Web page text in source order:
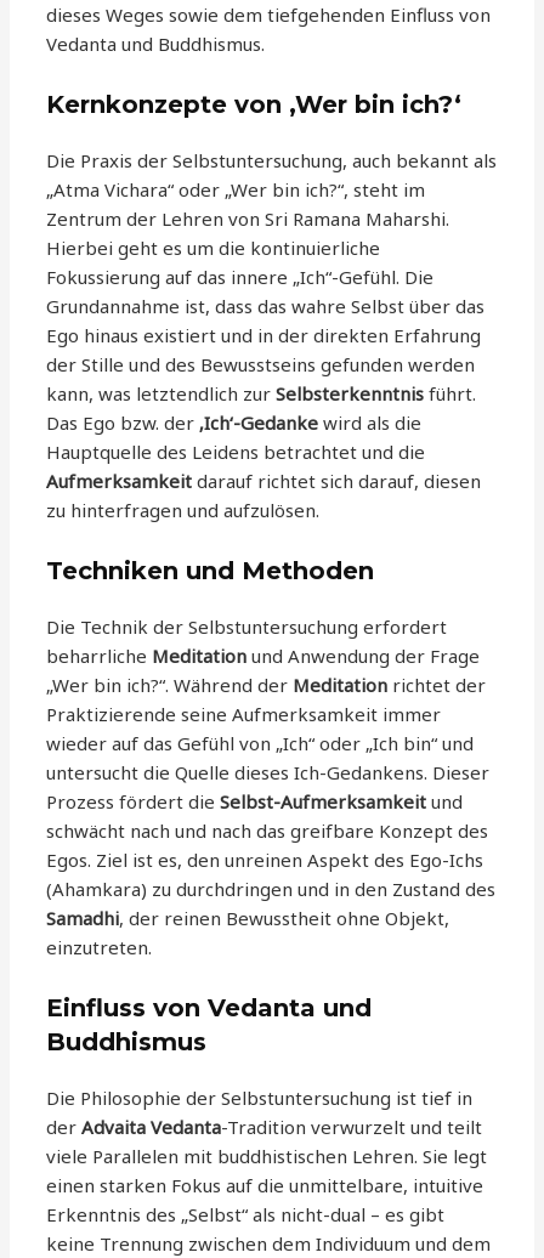
dieses Weges sowie dem tiefgehenden Einfluss von
Vedanta und Buddhismus.
Kernkonzepte von ‚Wer bin ich?‘
Die Praxis der Selbstuntersuchung, auch bekannt als
„Atma Vichara“ oder „Wer bin ich?“, steht im
Zentrum der Lehren von Sri Ramana Maharshi.
Hierbei geht es um die kontinuierliche
Fokussierung auf das innere „Ich“-Gefühl. Die
Grundannahme ist, dass das wahre Selbst über das
Ego hinaus existiert und in der direkten Erfahrung
der Stille und des Bewusstseins gefunden werden
kann, was letztendlich zurSelbsterkenntnis führt.
Das Ego bzw. der ‚Ich‘-Gedanke wird als die
Hauptquelle des Leidens betrachtet und die
Aufmerksamkeit darauf richtet sich darauf, diesen
zu hinterfragen und aufzulösen.
Techniken und Methoden
Die Technik der Selbstuntersuchung erfordert
beharrliche Meditation und Anwendung der Frage
„Wer bin ich?“. Während der Meditation richtet der
Praktizierende seine Aufmerksamkeit immer
wieder auf das Gefühl von „Ich“ oder „Ich bin“ und
untersucht die Quelle dieses Ich-Gedankens. Dieser
Prozess fördert dieSelbst-Aufmerksamkeit und
schwächt nach und nach das greifbare Konzept des
Egos. Ziel ist es, den unreinen Aspekt des Ego-Ichs
(Ahamkara) zu durchdringen und in den Zustand des
Samadhi, der reinen Bewusstheit ohne Objekt,
einzutreten.
Einfluss von Vedanta und
Buddhismus
Die Philosophie der Selbstuntersuchung ist tief in
derAdvaita Vedanta-Tradition verwurzelt und teilt
viele Parallelen mit buddhistischen Lehren. Sie legt
einen starken Fokus auf die unmittelbare, intuitive
Erkenntnis des „Selbst“ als nicht-dual – es gibt
keine Trennung zwischen dem Individuum und dem